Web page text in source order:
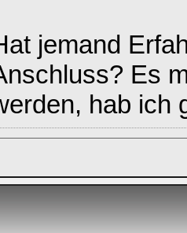
jemand
Es
hab ich